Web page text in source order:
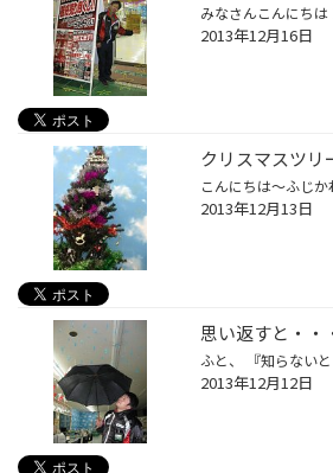
2013年12月16日
クリスマスツ
2013年12月13日
思い返すと・・
2013年12月12日